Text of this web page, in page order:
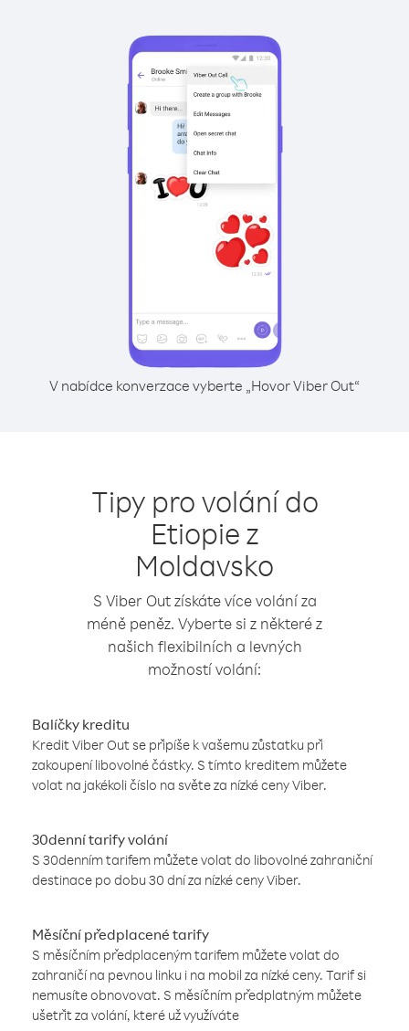
V nabídce konverzace vyberte „Hovor Viber Out“
Tipy pro volání do
Etiopie z
Moldavsko
S Viber Out získáte více volání za
méně peněz. Vyberte si z některé z
našich flexibilních a levných
možností volání:
Balíčky kreditu
Kredit Viber Out se připíše k vašemu zůstatku při
zakoupení libovolné částky. S tímto kreditem můžete
volat na jakékoli číslo na světe za nízké ceny Viber.
30denní tarify volání
S 30denním tarifem můžete volat do libovolné zahraniční
destinace po dobu 30 dní za nízké ceny Viber.
Měsíční předplacené tarify
S měsíčním předplaceným tarifem můžete volat do
zahraničí na pevnou linku i na mobil za nízké ceny. Tarif si
nemusíte obnovovat. S měsíčním předplatným můžete
ušetřit za volání, které už využíváte